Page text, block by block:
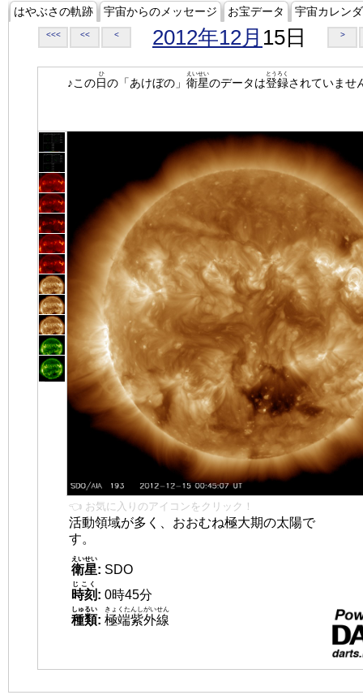
はやぶさの軌跡 宇宙からのメッセージ お宝データ 宇宙カレン
<<< << < 2012年12月 15日 >
♪この日
ひ
の「あけぼの」 衛星
えいせい
のデータは登録
とうろく
されていませ
👈 お気に入りのアイコンをクリック！
活動領域が多く、おおむね極大期の太陽で
す。
衛星
えいせい
: SDO
時刻
じこく
: 0時45分
種類
しゅるい
: 極端紫外線
きょくたんしがいせん